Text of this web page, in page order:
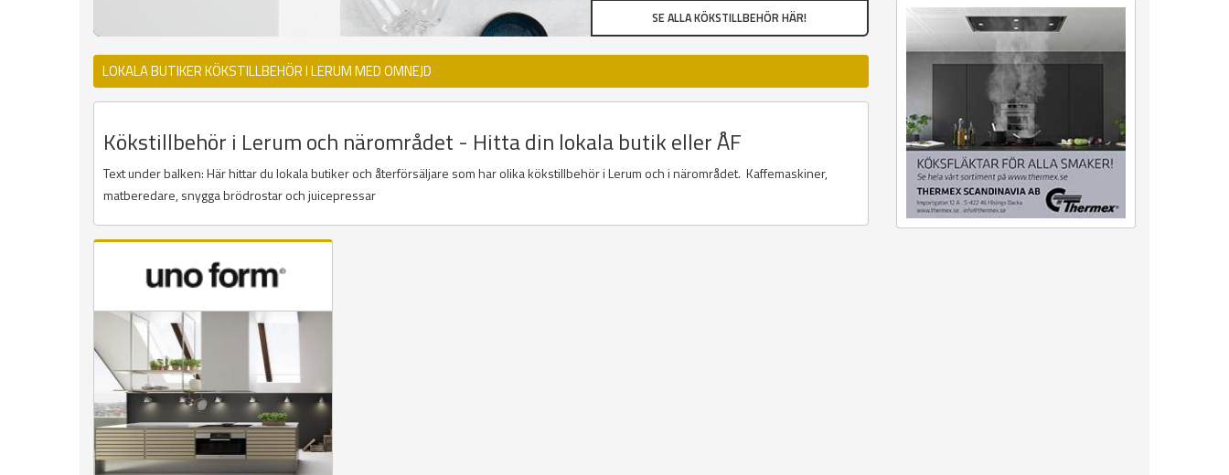
SE ALLA KÖKSTILLBEHÖR HÄR!
LOKALA BUTIKER KÖKSTILLBEHÖR I LERUM MED OMNEJD
Kökstillbehör i Lerum och närområdet - Hitta din lokala butik eller ÅF
Text under balken: Här hittar du lokala butiker och återförsäljare som har olika kökstillbehör i Lerum och i närområdet. Kaffemaskiner,
matberedare, snygga brödrostar och juicepressar